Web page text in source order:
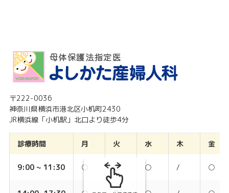
〒222-0036
神奈川県横浜市港北区小机町2430
JR横浜線「小机駅」北口より徒歩4分
診療時間 月 火 水 木 金
9:00 ~ 11:30 ○ ○ ○ / ○